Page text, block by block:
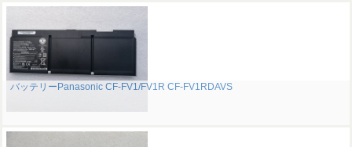
バッテリーPanasonic CF-FV1/FV1R CF-FV1RDAVS